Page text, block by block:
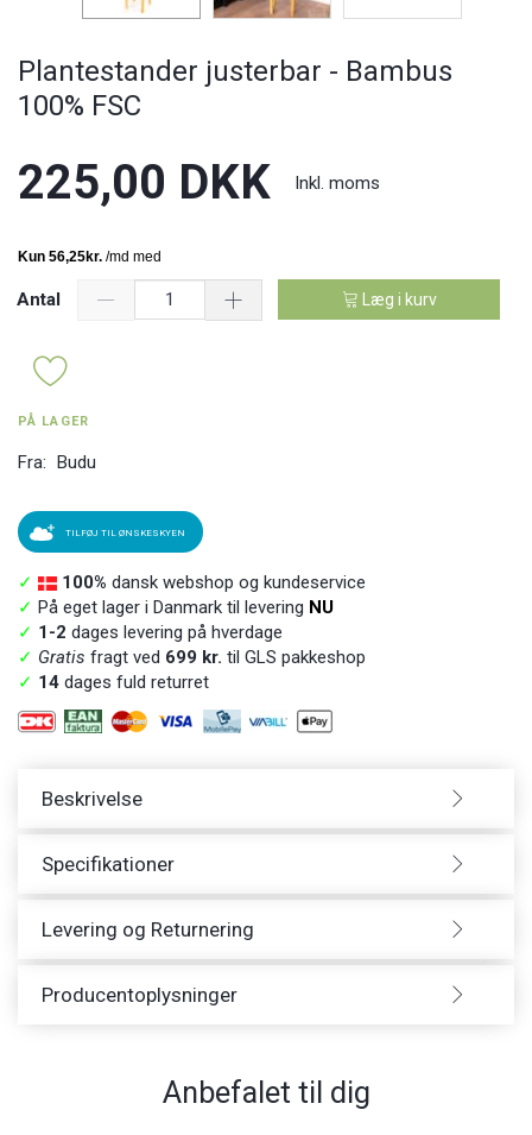
Plantestander justerbar - Bambus
100% FSC
225,00 DKK Inkl. moms
Antal Læg i kurv
PÅ LAGER
Fra: Budu
TILFØJ TIL ØNSKESKYEN
✓ 100% dansk webshop og kundeservice
✓ På eget lager i Danmark til levering NU
✓ 1-2 dages levering på hverdage
✓ Gratis fragt ved 699 kr. til GLS pakkeshop
✓ 14 dages fuld returret
Beskrivelse
Specifikationer
Levering og Returnering
Producentoplysninger
Anbefalet til dig